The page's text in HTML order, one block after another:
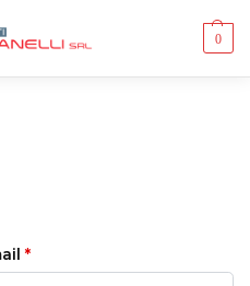
0
*